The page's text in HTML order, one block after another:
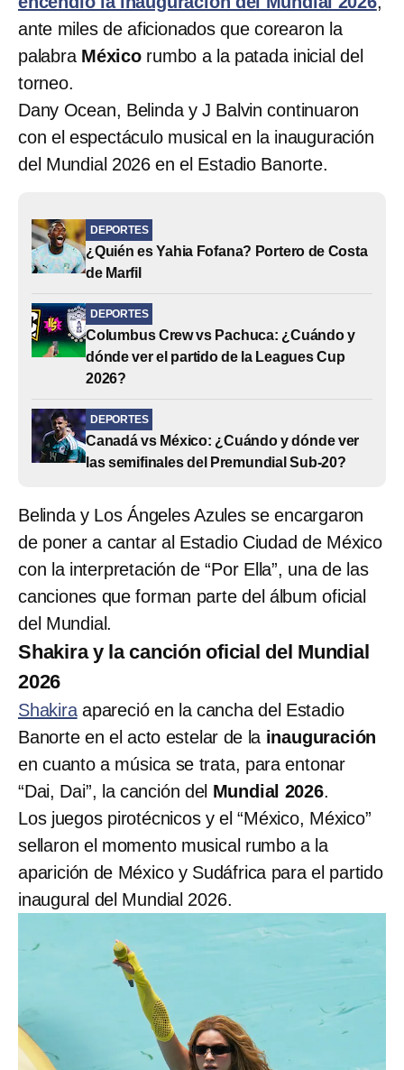
ante miles de aficionados que corearon la
palabraMéxicorumbo a la patada inicial del
torneo.
Dany Ocean, Belinda y J Balvin continuaron
con el espectáculo musical en la inauguración
del Mundial 2026 en el Estadio Banorte.
DEPORTES
¿Quién es Yahia Fofana? Portero de Costa
de Marfil
DEPORTES
Columbus Crew vs Pachuca: ¿Cuándo y
dónde ver el partido de la Leagues Cup
2026?
DEPORTES
Canadá vs México: ¿Cuándo y dónde ver
las semifinales del Premundial Sub-20?
Belinda y Los Ángeles Azules se encargaron
de poner a cantar al Estadio Ciudad de México
con la interpretación de “Por Ella”, una de las
canciones que forman parte del álbum oficial
del Mundial.
Shakira y la canción oficial del Mundial
2026
Shakiraapareció en la cancha del Estadio
Banorte en el acto estelar de la inauguración
en cuanto a música se trata, para entonar
“Dai, Dai”, la canción del Mundial 2026.
Los juegos pirotécnicos y el “México, México”
sellaron el momento musical rumbo a la
aparición de México y Sudáfrica para el partido
inaugural del Mundial 2026.